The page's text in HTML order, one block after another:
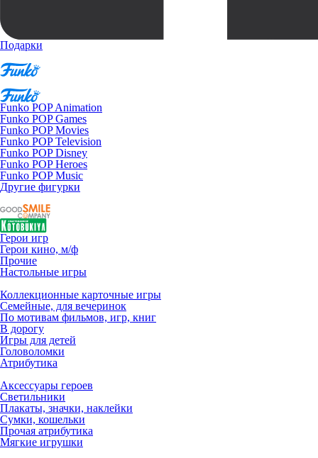
Подарки
Funko POP Animation
Funko POP Games
Funko POP Movies
Funko POP Television
Funko POP Disney
Funko POP Heroes
Funko POP Music
Другие фигурки
Герои игр
Герои кино, м/ф
Прочие
Настольные игры
Коллекционные карточные игры
Семейные, для вечеринок
По мотивам фильмов, игр, книг
В дорогу
Игры для детей
Головоломки
Атрибутика
Аксессуары героев
Светильники
Плакаты, значки, наклейки
Сумки, кошельки
Прочая атрибутика
Мягкие игрушки